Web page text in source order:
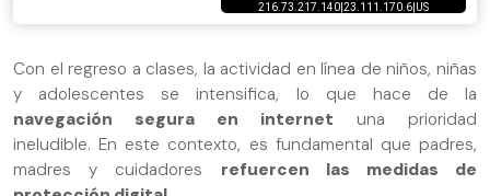
Con el regreso a clases, la actividad en línea de niños, niñas
y adolescentes se intensifica, lo que hace de la
navegación segura en internet una prioridad
ineludible. En este contexto, es fundamental que padres,
madres y cuidadores refuercen las medidas de